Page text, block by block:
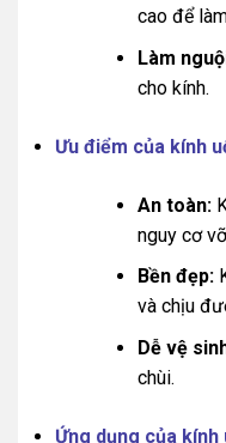
cao để
Làm
cho kính.
Ưu điểm của kính
An toàn:
nguy cơ
Bền đẹp:
và chịu
Dễ vệ
chùi.
Ứng dụng của